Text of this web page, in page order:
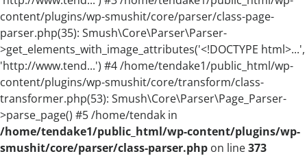
content/plugins/wp-smushit/core/parser/class-page-
parser.php(35): Smush\Core\Parser\Parser-
>get_elements_with_image_attributes('<!DOCTYPE html>...',
'http://www.tend...') #4 /home/tendake1/public_html/wp-
content/plugins/wp-smushit/core/transform/class-
transformer.php(53): Smush\Core\Parser\Page_Parser-
>parse_page() #5 /home/tendak in
/home/tendake1/public_html/wp-content/plugins/wp-
smushit/core/parser/class-parser.php on line373